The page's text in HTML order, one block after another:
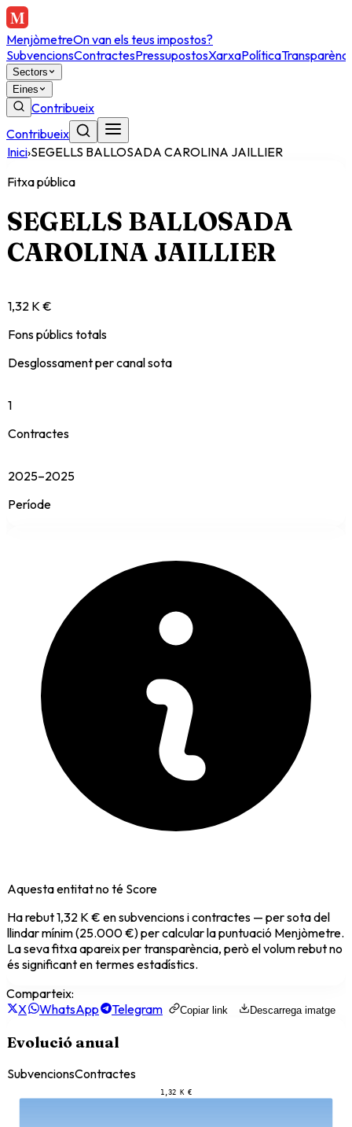
MenjòmetreOn van els teus impostos?
SubvencionsContractesPressupostosXarxaPolítica
Sectors
Eines
Contribueix
Contribueix
Inici›SEGELLS BALLOSADA CAROLINA JAILLIER
Fitxa pública
SEGELLS BALLOSADA
CAROLINA JAILLIER
1,32 K €
Fons públics totals
Desglossament per canal sota
1
Contractes
2025–2025
Període
Aquesta entitat no té Score
Ha rebut1,32 K € en subvencions i contractes — per sota del
llindar mínim (25.000 €) per calcular la puntuació Menjòmetre.
La seva fitxa apareix per transparència, però el volum rebut no
és significant en termes estadístics.
Comparteix:
X
WhatsApp Telegram Copiar link Descarrega imatge
Evolució anual
SubvencionsContractes
1,32 K €